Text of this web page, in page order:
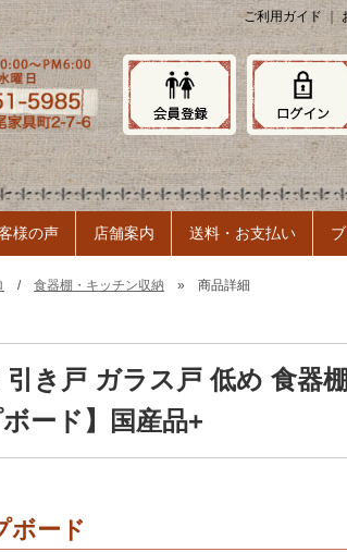
ご利用ガイド｜
様の声 店舗案内 送料・お支払い
/ 食器棚・キッチン収納 » 商品詳細
き戸 ガラス戸 低め 食器
ード】国産品+
ボード